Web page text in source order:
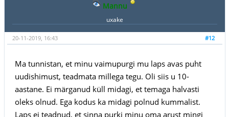
Mannu
uxake
#12
20-11-2019, 16:43
Ma tunnistan, et minu vaimupurgi mu laps avas puht
uudishimust, teadmata millega tegu. Oli siis u 10-
aastane. Ei märganud küll midagi, et temaga halvasti
oleks olnud. Ega kodus ka midagi polnud kummalist.
Laps ei teadnud, et sinna purki minu oma arust mingi